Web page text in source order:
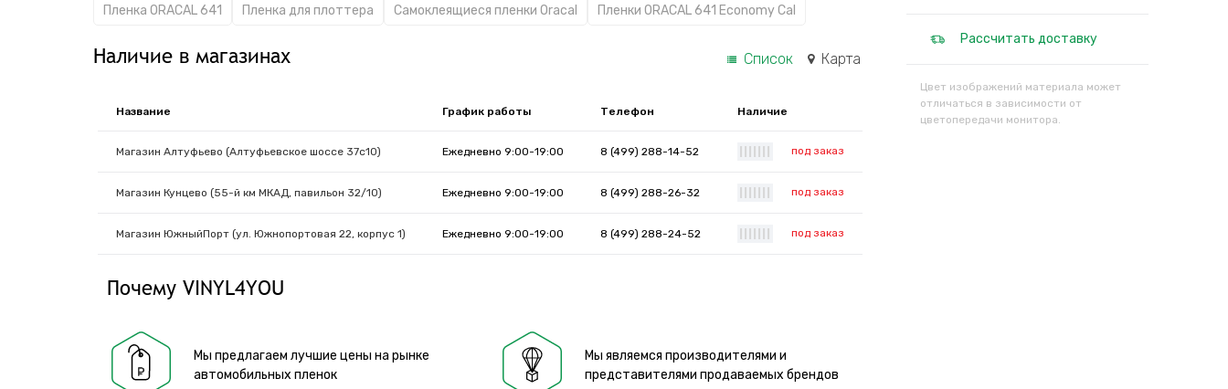
Рассчитать доставку
Цвет изображений материала может
отличаться в зависимости от
цветопередачи монитора.
Пленка ORACAL 641 Пленка для плоттера Самоклеящиеся пленки Oracal Пленки ORACAL 641 Economy Cal
Наличие в магазинах Список Карта
Название График работы Телефон Наличие
Магазин Алтуфьево (Алтуфьевское шоссе 37с10) Ежедневно 9:00-19:00 8 (499) 288-14-52 под заказ
Магазин Кунцево (55-й км МКАД, павильон 32/10) Ежедневно 9:00-19:00 8 (499) 288-26-32 под заказ
Магазин ЮжныйПорт (ул. Южнопортовая 22, корпус 1) Ежедневно 9:00-19:00 8 (499) 288-24-52 под заказ
Почему VINYL4YOU
Мы предлагаем лучшие цены на рынке
автомобильных пленок
Мы являемся производителями и
представителями продаваемых брендов